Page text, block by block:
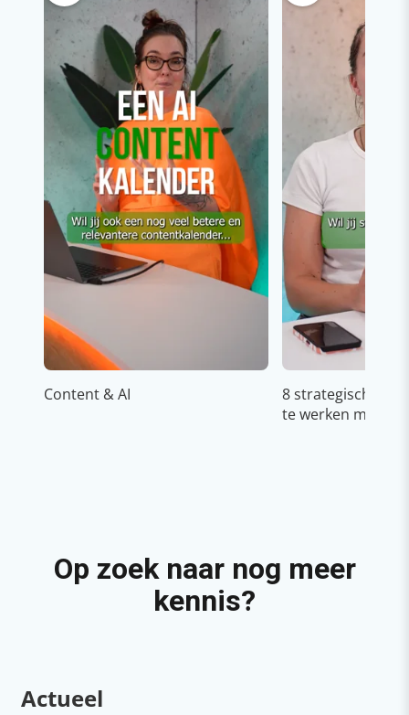
Content & AI
8 strategische
te werken met
Op zoek naar nog meer
kennis?
Actueel